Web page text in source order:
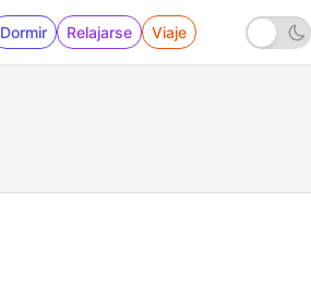
Dormir Relajarse Viaje